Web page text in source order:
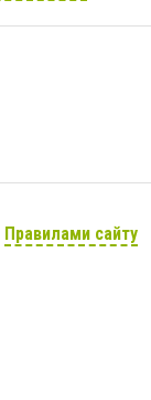
Правилами сайту